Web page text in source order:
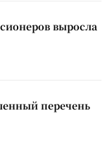
выросла
перечень